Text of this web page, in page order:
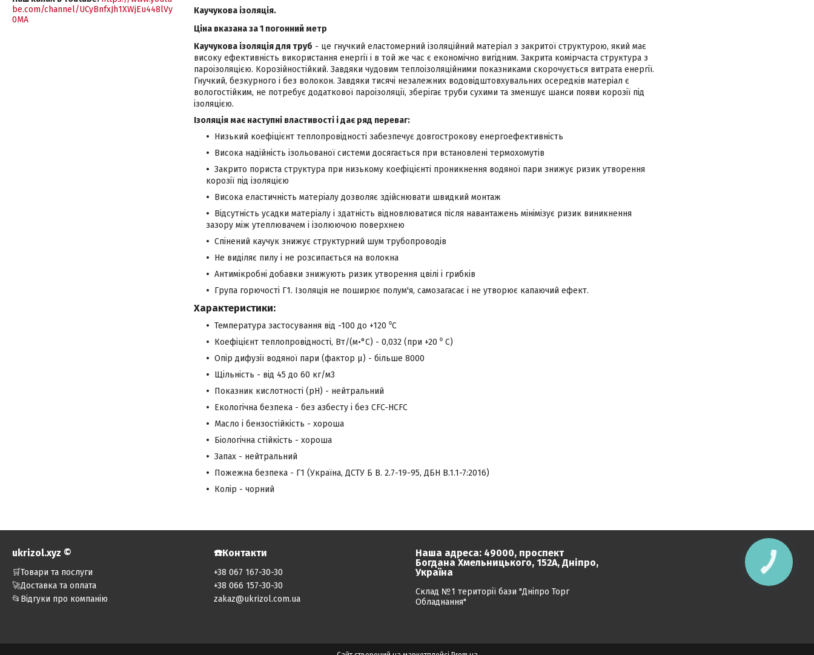
Каучукова ізоляція.
Ціна вказана за 1 погонний метр
Каучукова ізоляція для труб - це гнучкий еластомерний ізоляційний матеріал з закритої структурою, який має
високу ефективність використання енергії і в той же час є економічно вигідним. Закрита комірчаста структура з
пароізоляцією. Корозійностійкий. Завдяки чудовим теплоізоляційними показниками скорочується витрата енергії.
Гнучкий, безкурного і без волокон. Завдяки тисячі незалежних водовідштовхувальних осередків матеріал є
вологостійким, не потребує додаткової пароізоляції, зберігає труби сухими та зменшує шанси появи корозії під
ізоляцією.
Ізоляція має наступні властивості і дає ряд переваг:
Низький коефіцієнт теплопровідності забезпечує довгострокову енергоефективність
Висока надійність ізольованої системи досягається при встановлені термохомутів
Закрито пориста структура при низькому коефіцієнті проникнення водяної пари знижує ризик утворення
корозії під ізоляцією
Висока еластичність матеріалу дозволяє здійснювати швидкий монтаж
Відсутність усадки матеріалу і здатність відновлюватися після навантажень мінімізує ризик виникнення
зазору між утеплювачем і ізолюючою поверхнею
Спінений каучук знижує структурний шум трубопроводів
Не виділяє пилу і не розсипається на волокна
Антимікробні добавки знижують ризик утворення цвілі і грибків
Група горючості Г1. Ізоляція не поширює полум'я, самозагасає і не утворює капаючий ефект.
Характеристики:
Температура застосування від -100 до +120 ⁰С
Коефіцієнт теплопровідності, Вт/(м•°С) - 0,032 (при +20 ⁰ С)
Опір дифузії водяної пари (фактор μ) - більше 8000
Щільність - від 45 до 60 кг/м3
Показник кислотності (pH) - нейтральний
Екологічна безпека - без азбесту і без CFC-HCFC
Масло і бензостійкість - хороша
Біологічна стійкість - хороша
Запах - нейтральний
Пожежна безпека - Г1 (Україна, ДСТУ Б В. 2.7-19-95, ДБН В.1.1-7:2016)
Колір - чорний
be.com/channel/UCyBnfxJh1XWjEu448lVy
0MA
ukrizol.xyz ©️
🛒Товари та послуги
🚀Доставка та оплата
📂Відгуки про компанію
☎️Контакти
+38 067 167-30-30
+38 066 157-30-30
zakaz@ukrizol.com.ua
Наша адреса: 49000, проспект
Богдана Хмельницького, 152А, Дніпро,
Україна
Склад №1 території бази "Дніпро Торг
Обладнання"
КНОПКА
ЗВ'ЯЗКУ